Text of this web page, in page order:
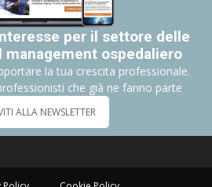
per il settore delle
ospedaliero
la tua crescita professionale.
che già ne fanno parte
ALLA NEWSLETTER